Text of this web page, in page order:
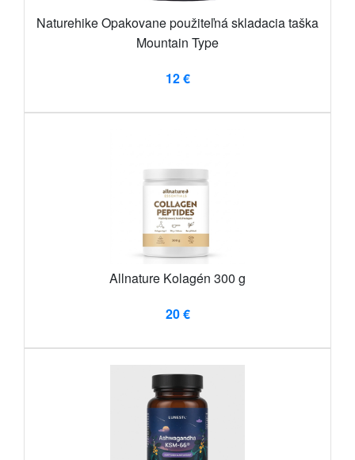
Naturehike Opakovane použiteľná skladacia taška
Mountain Type
12 €
Allnature Kolagén 300 g
20 €